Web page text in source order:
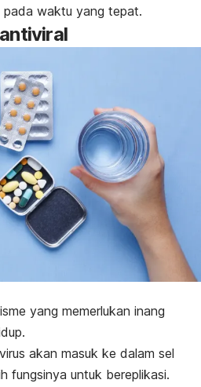
pada waktu yang tepat.
yang memerlukan inang
akan masuk ke dalam sel
fungsinya untuk bereplikasi.